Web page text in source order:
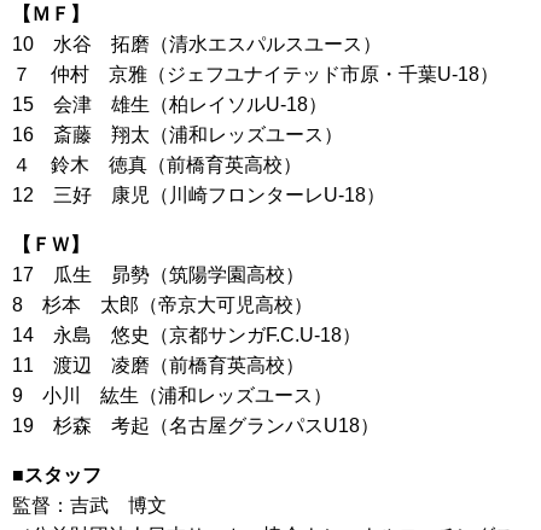
【ＭＦ】
10 水谷 拓磨（清水エスパルスユース）
７ 仲村 京雅（ジェフユナイテッド市原・千葉U-18）
15 会津 雄生（柏レイソルU-18）
16 斎藤 翔太（浦和レッズユース）
４ 鈴木 徳真（前橋育英高校）
12 三好 康児（川崎フロンターレU-18）
【ＦＷ】
17 瓜生 昴勢（筑陽学園高校）
8 杉本 太郎（帝京大可児高校）
14 永島 悠史（京都サンガF.C.U-18）
11 渡辺 凌磨（前橋育英高校）
9 小川 紘生（浦和レッズユース）
19 杉森 考起（名古屋グランパスU18）
■スタッフ
監督：吉武 博文